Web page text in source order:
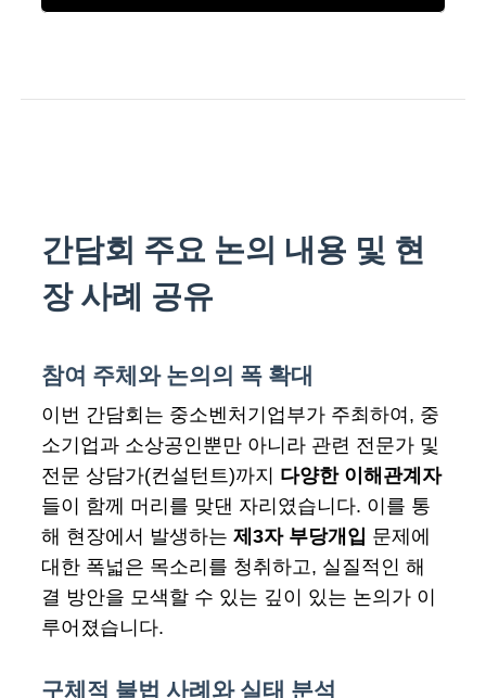
간담회 주요 논의 내용 및 현
장 사례 공유
참여 주체와 논의의 폭 확대
이번 간담회는 중소벤처기업부가 주최하여, 중
소기업과 소상공인뿐만 아니라 관련 전문가 및
전문 상담가(컨설턴트)까지 다양한 이해관계자
들이 함께 머리를 맞댄 자리였습니다. 이를 통
해 현장에서 발생하는제3자 부당개입 문제에
대한 폭넓은 목소리를 청취하고, 실질적인 해
결 방안을 모색할 수 있는 깊이 있는 논의가 이
루어졌습니다.
구체적 불법 사례와 실태 분석